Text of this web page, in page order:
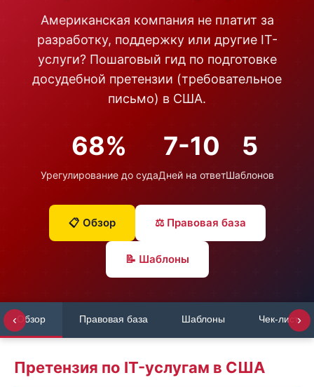
Американская компания не платит за
разработку, поддержку или другие IT-
услуги? Пошаговый гид по подготовке
досудебной претензии (требовательное
письмо) в США.
68%
Урегулирование до суда
7-10
Дней на ответ
5
Шаблонов
📋 Обзор ⚖️ Правовая база
📝 Шаблоны
‹ Обзор Правовая база Шаблоны Чек-лист›
Претензия по IT-услугам в США